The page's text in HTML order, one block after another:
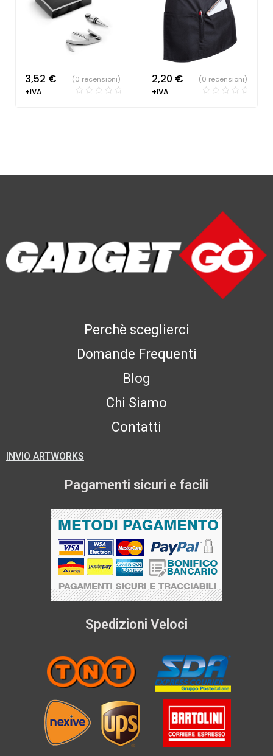
3,52 €
+IVA
(0 recensioni) 2,20 €
+IVA
(0 recensioni)
Perchè sceglierci
Domande Frequenti
Blog
Chi Siamo
Contatti
INVIO ARTWORKS
Pagamenti sicuri e facili
Spedizioni Veloci